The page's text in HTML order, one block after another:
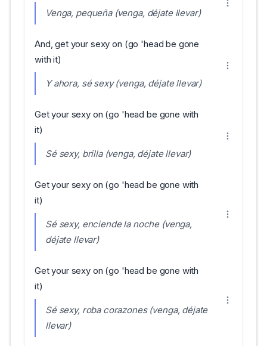
Venga, pequeña (venga, déjate llevar)
And, get your sexy on (go 'head be gone
with it)
Y ahora, sé sexy (venga, déjate llevar)
Get your sexy on (go 'head be gone with
it)
Sé sexy, brilla (venga, déjate llevar)
Get your sexy on (go 'head be gone with
it)
Sé sexy, enciende la noche (venga,
déjate llevar)
Get your sexy on (go 'head be gone with
it)
Sé sexy, roba corazones (venga, déjate
llevar)